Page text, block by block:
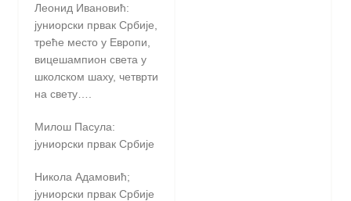
Леонид Ивановић:
јуниорски првак Србије,
треће место у Европи,
вицешампион света у
школском шаху, четврти
на свету….
Милош Пасула:
јуниорски првак Србије
Никола Адамовић;
јуниорски првак Србије